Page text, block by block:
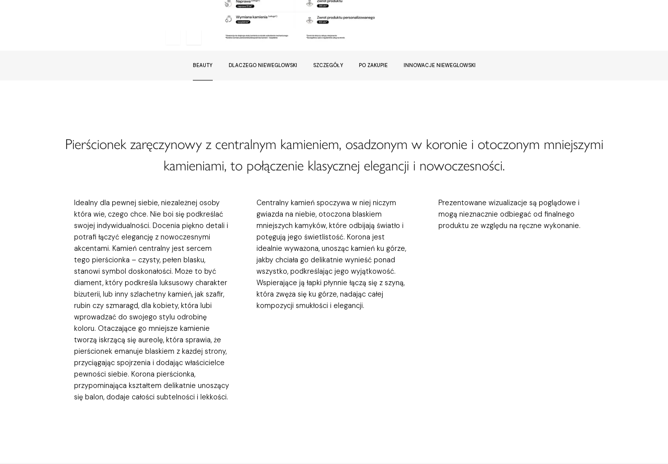
BEAUTY DLACZEGO NIEWEGLOWSKI SZCZEGÓŁY PO ZAKUPIE INNOWACJE NIEWEGLOWSKI
Pierścionek zaręczynowy z centralnym kamieniem, osadzonym w koronie i otoczonym mniejszymi
kamieniami, to połączenie klasycznej elegancji i nowoczesności.
Idealny dla pewnej siebie, niezależnej osoby
która wie, czego chce. Nie boi się podkreślać
swojej indywidualności. Docenia piękno detali i
potrafi łączyć elegancję z nowoczesnymi
akcentami. Kamień centralny jest sercem
tego pierścionka – czysty, pełen blasku,
stanowi symbol doskonałości. Może to być
diament, który podkreśla luksusowy charakter
biżuterii, lub inny szlachetny kamień, jak szafir,
rubin czy szmaragd, dla kobiety, która lubi
wprowadzać do swojego stylu odrobinę
koloru. Otaczające go mniejsze kamienie
tworzą iskrzącą się aureolę, która sprawia, że
pierścionek emanuje blaskiem z każdej strony,
przyciągając spojrzenia i dodając właścicielce
pewności siebie. Korona pierścionka,
przypominająca kształtem delikatnie unoszący
się balon, dodaje całości subtelności i lekkości.
Centralny kamień spoczywa w niej niczym
gwiazda na niebie, otoczona blaskiem
mniejszych kamyków, które odbijają światło i
potęgują jego świetlistość. Korona jest
idealnie wyważona, unosząc kamień ku górze,
jakby chciała go delikatnie wynieść ponad
wszystko, podkreślając jego wyjątkowość.
Wspierające ją łapki płynnie łączą się z szyną,
która zwęża się ku górze, nadając całej
kompozycji smukłości i elegancji.
Prezentowane wizualizacje są poglądowe i
mogą nieznacznie odbiegać od finalnego
produktu ze względu na ręczne wykonanie.